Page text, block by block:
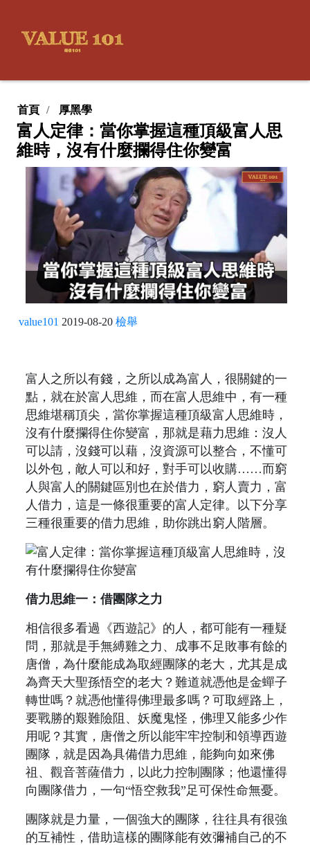
首頁 厚黑學
富人定律：當你掌握這種頂級富人思
維時，沒有什麼攔得住你變富
value101 2019-08-20 檢舉
富人之所以有錢，之所以成為富人，很關鍵的一
點，就在於富人思維，而在富人思維中，有一種
思維堪稱頂尖，當你掌握這種頂級富人思維時，
沒有什麼攔得住你變富，那就是藉力思維：沒人
可以請，沒錢可以藉，沒資源可以整合，不懂可
以外包，敵人可以和好，對手可以收購……而窮
人與富人的關鍵區別也在於借力，窮人賣力，富
人借力，這是一條很重要的富人定律。以下分享
三種很重要的借力思維，助你跳出窮人階層。
借力思維一：借團隊之力
相信很多看過《西遊記》的人，都可能有一種疑
問，那就是手無縛雞之力、成事不足敗事有餘的
唐僧，為什麼能成為取經團隊的老大，尤其是成
為齊天大聖孫悟空的老大？難道就憑他是金蟬子
轉世嗎？就憑他懂得佛理最多嗎？可取經路上，
要戰勝的艱難險阻、妖魔鬼怪，佛理又能多少作
用呢？其實，唐僧之所以能牢牢控制和領導西遊
團隊，就是因為具備借力思維，能夠向如來佛
祖、觀音菩薩借力，以此力控制團隊；他還懂得
向團隊借力，一句“悟空救我”足可保性命無憂。
團隊就是力量，一個強大的團隊，往往具有很強
的互補性，借助這樣的團隊能有效彌補自己的不